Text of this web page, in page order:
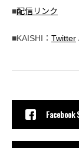
■配信リンク
■KAISHI： Twitter
Facebook